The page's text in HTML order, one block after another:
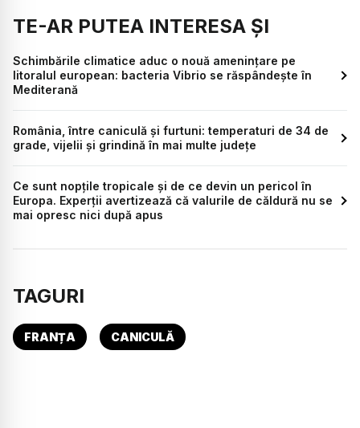
TE-AR PUTEA INTERESA ȘI
Schimbările climatice aduc o nouă amenințare pe
litoralul european: bacteria Vibrio se răspândește în
Mediterană
România, între caniculă și furtuni: temperaturi de 34 de
grade, vijelii și grindină în mai multe județe
Ce sunt nopțile tropicale și de ce devin un pericol în
Europa. Experții avertizează că valurile de căldură nu se
mai opresc nici după apus
TAGURI
FRANȚA CANICULĂ